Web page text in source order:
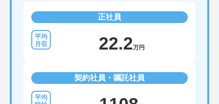
正社員
22.2万円
契約社員・嘱託社員